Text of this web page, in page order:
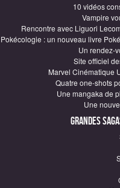
10 vidéos
Vampire
Rencontre avec Liguori
Pokécologie : un nouveau livre
Un rendez-
Site officiel
Marvel Cinématique
Quatre one-shots
Une mangaka de
Une
Grandes